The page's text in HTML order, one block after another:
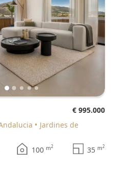
€ 995.000
Jardines de
100 m2 35 m2